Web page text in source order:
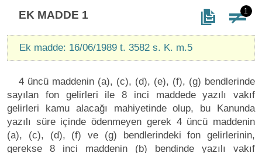
EK MADDE 1 1
Ek madde: 16/06/1989 t. 3582 s. K. m.5
4 üncü maddenin (a), (c), (d), (e), (f), (g) bendlerinde
sayılan fon gelirleri ile 8 inci maddede yazılı vakıf
gelirleri kamu alacağı mahiyetinde olup, bu Kanunda
yazılı süre içinde ödenmeyen gerek 4 üncü maddenin
(a), (c), (d), (f) ve (g) bendlerindeki fon gelirlerinin,
gerekse 8 inci maddenin (b) bendinde yazılı vakıf